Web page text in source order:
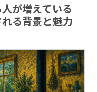
が増えている
る背景と魅力